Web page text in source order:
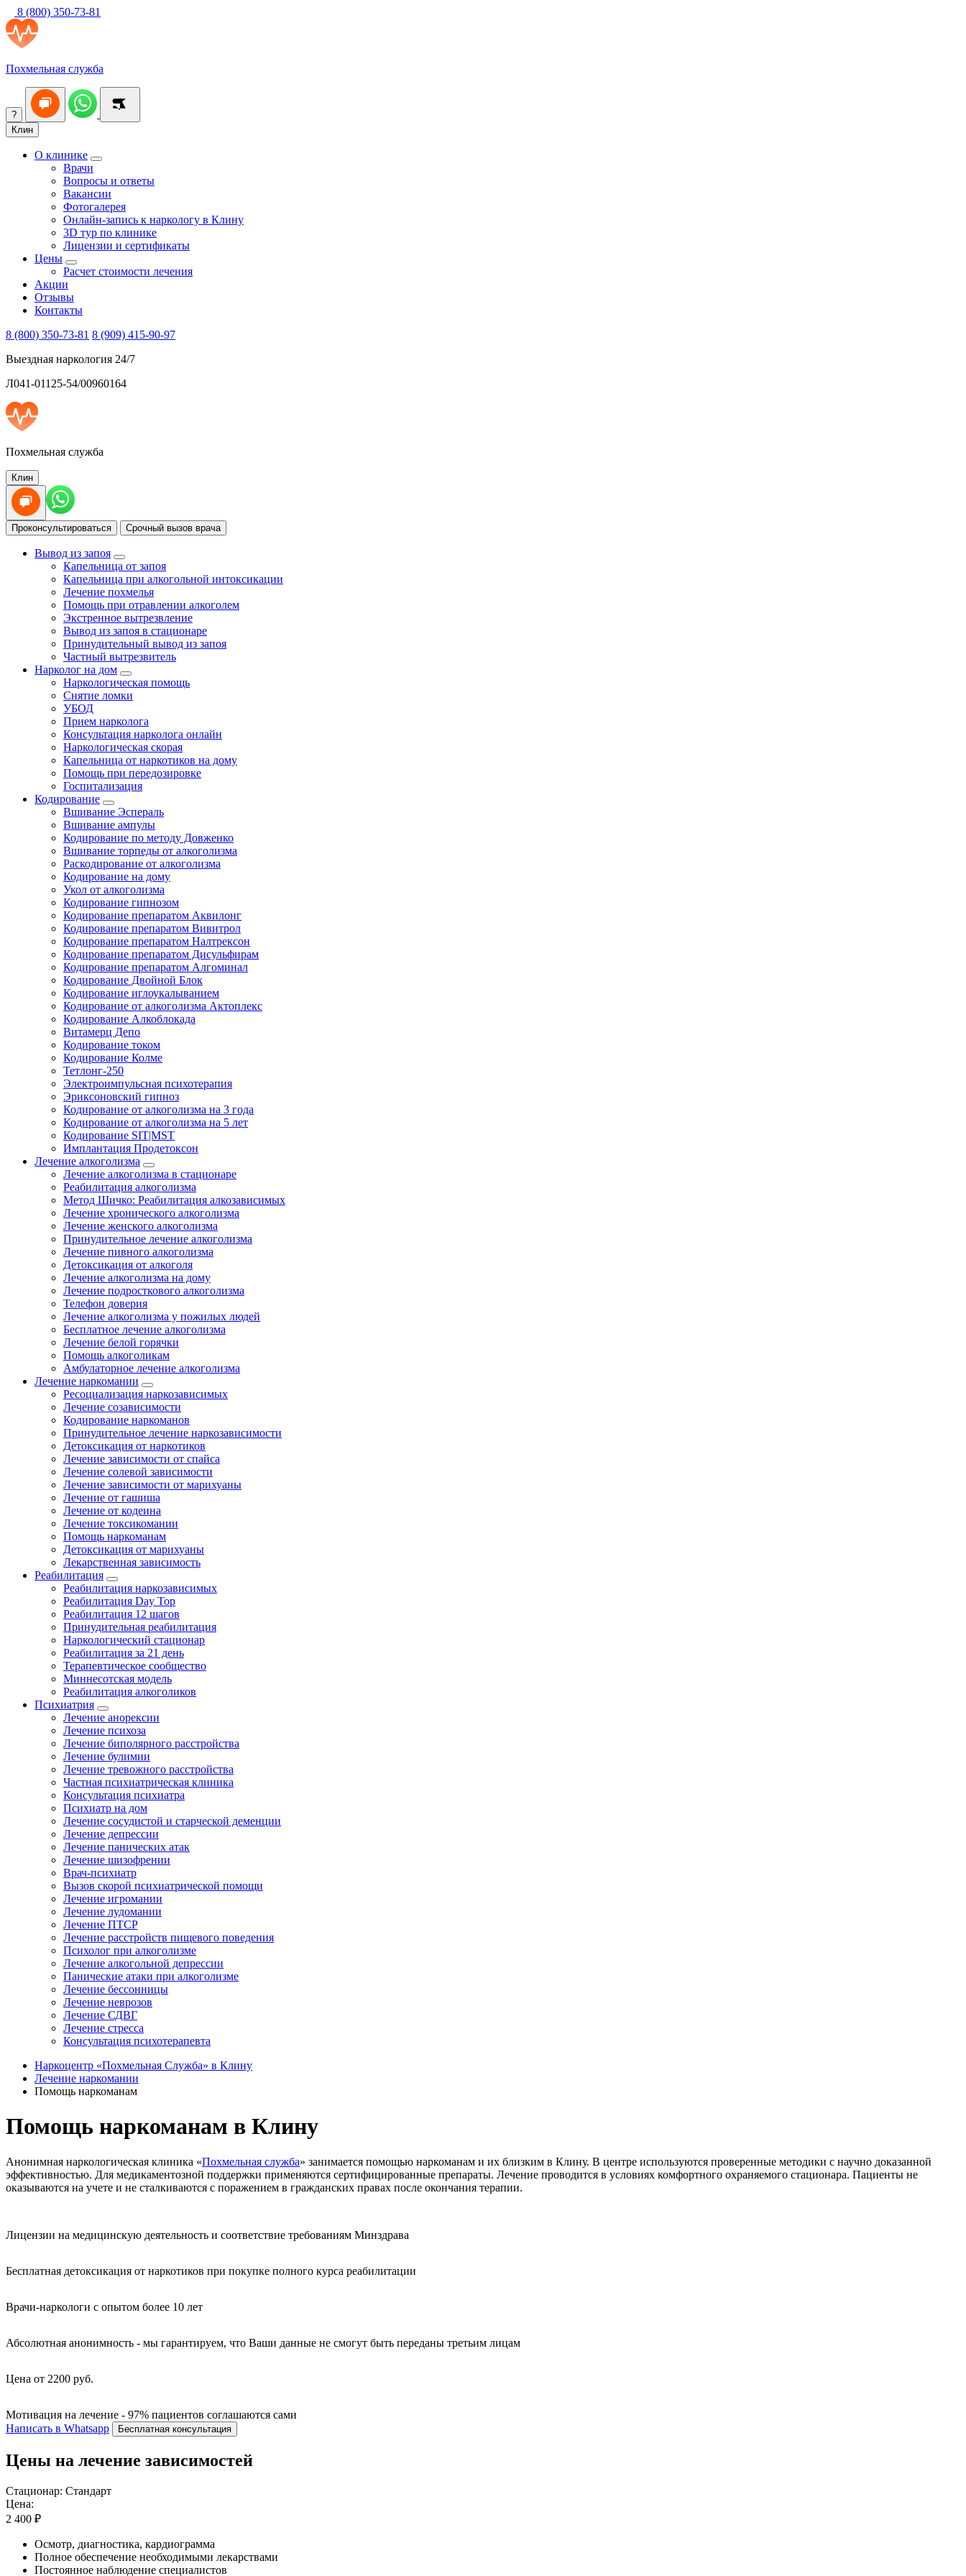
8 (800) 350-73-81
Похмельная служба
?
Клин
О клинике
Врачи
Вопросы и ответы
Вакансии
Фотогалерея
Онлайн-запись к наркологу в Клину
3D тур по клинике
Лицензии и сертификаты
Цены
Расчет стоимости лечения
Акции
Отзывы
Контакты
8 (800) 350-73-81 8 (909) 415-90-97
Выездная наркология 24/7
Л041-01125-54/00960164
Похмельная служба
Клин
Проконсультироваться Срочный вызов врача
Вывод из запоя
Капельница от запоя
Капельница при алкогольной интоксикации
Лечение похмелья
Помощь при отравлении алкоголем
Экстренное вытрезвление
Вывод из запоя в стационаре
Принудительный вывод из запоя
Частный вытрезвитель
Нарколог на дом
Наркологическая помощь
Снятие ломки
УБОД
Прием нарколога
Консультация нарколога онлайн
Наркологическая скорая
Капельница от наркотиков на дому
Помощь при передозировке
Госпитализация
Кодирование
Вшивание Эспераль
Вшивание ампулы
Кодирование по методу Довженко
Вшивание торпеды от алкоголизма
Раскодирование от алкоголизма
Кодирование на дому
Укол от алкоголизма
Кодирование гипнозом
Кодирование препаратом Аквилонг
Кодирование препаратом Вивитрол
Кодирование препаратом Налтрексон
Кодирование препаратом Дисульфирам
Кодирование препаратом Алгоминал
Кодирование Двойной Блок
Кодирование иглоукалыванием
Кодирование от алкоголизма Актоплекс
Кодирование Алкоблокада
Витамерц Депо
Кодирование током
Кодирование Колме
Тетлонг-250
Электроимпульсная психотерапия
Эриксоновский гипноз
Кодирование от алкоголизма на 3 года
Кодирование от алкоголизма на 5 лет
Кодирование SIT|MST
Имплантация Продетоксон
Лечение алкоголизма
Лечение алкоголизма в стационаре
Реабилитация алкоголизма
Метод Шичко: Реабилитация алкозависимых
Лечение хронического алкоголизма
Лечение женского алкоголизма
Принудительное лечение алкоголизма
Лечение пивного алкоголизма
Детоксикация от алкоголя
Лечение алкоголизма на дому
Лечение подросткового алкоголизма
Телефон доверия
Лечение алкоголизма у пожилых людей
Бесплатное лечение алкоголизма
Лечение белой горячки
Помощь алкоголикам
Амбулаторное лечение алкоголизма
Лечение наркомании
Ресоциализация наркозависимых
Лечение созависимости
Кодирование наркоманов
Принудительное лечение наркозависимости
Детоксикация от наркотиков
Лечение зависимости от спайса
Лечение солевой зависимости
Лечение зависимости от марихуаны
Лечение от гашиша
Лечение от кодеина
Лечение токсикомании
Помощь наркоманам
Детоксикация от марихуаны
Лекарственная зависимость
Реабилитация
Реабилитация наркозависимых
Реабилитация Day Top
Реабилитация 12 шагов
Принудительная реабилитация
Наркологический стационар
Реабилитация за 21 день
Терапевтическое сообщество
Миннесотская модель
Реабилитация алкоголиков
Психиатрия
Лечение анорексии
Лечение психоза
Лечение биполярного расстройства
Лечение булимии
Лечение тревожного расстройства
Частная психиатрическая клиника
Консультация психиатра
Психиатр на дом
Лечение сосудистой и старческой деменции
Лечение депрессии
Лечение панических атак
Лечение шизофрении
Врач-психиатр
Вызов скорой психиатрической помощи
Лечение игромании
Лечение лудомании
Лечение ПТСР
Лечение расстройств пищевого поведения
Психолог при алкоголизме
Лечение алкогольной депрессии
Панические атаки при алкоголизме
Лечение бессонницы
Лечение неврозов
Лечение СДВГ
Лечение стресса
Консультация психотерапевта
Наркоцентр «Похмельная Служба» в Клину
Лечение наркомании
Помощь наркоманам
Помощь наркоманам в Клину
Анонимная наркологическая клиника «Похмельная служба» занимается помощью наркоманам и их близким в Клину. В центре используются проверенные методики с научно доказанной
эффективностью. Для медикаментозной поддержки применяются сертифицированные препараты. Лечение проводится в условиях комфортного охраняемого стационара. Пациенты не
оказываются на учете и не сталкиваются с поражением в гражданских правах после окончания терапии.
Лицензии на медицинскую деятельность и соответствие требованиям Минздрава
Бесплатная детоксикация от наркотиков при покупке полного курса реабилитации
Врачи-наркологи с опытом более 10 лет
Абсолютная анонимность - мы гарантируем, что Ваши данные не смогут быть переданы третьим лицам
Цена от 2200 руб.
Мотивация на лечение - 97% пациентов соглашаются сами
Написать в Whatsapp
Бесплатная консультация
Цены на лечение зависимостей
Стационар: Стандарт
Цена:
2 400 ₽
Осмотр, диагностика, кардиограмма
Полное обеспечение необходимыми лекарствами
Постоянное наблюдение специалистов